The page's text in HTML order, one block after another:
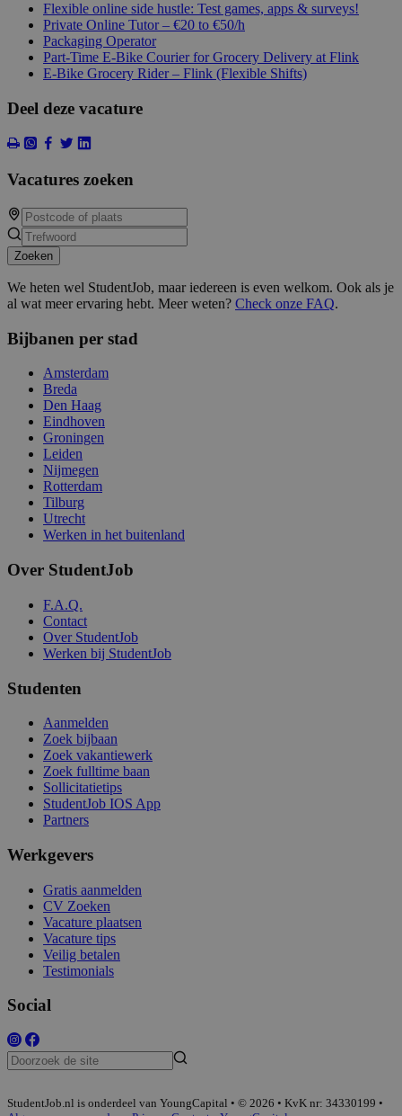
Flexible online side hustle: Test games, apps & surveys!
Private Online Tutor – €20 to €50/h
Packaging Operator
Part-Time E-Bike Courier for Grocery Delivery at Flink
E-Bike Grocery Rider – Flink (Flexible Shifts)
Deel deze vacature
Vacatures zoeken
Zoeken
We heten wel StudentJob, maar iedereen is even welkom. Ook als je
al wat meer ervaring hebt. Meer weten? Check onze FAQ.
Bijbanen per stad
Amsterdam
Breda
Den Haag
Eindhoven
Groningen
Leiden
Nijmegen
Rotterdam
Tilburg
Utrecht
Werken in het buitenland
Over StudentJob
F.A.Q.
Contact
Over StudentJob
Werken bij StudentJob
Studenten
Aanmelden
Zoek bijbaan
Zoek vakantiewerk
Zoek fulltime baan
Sollicitatietips
StudentJob IOS App
Partners
Werkgevers
Gratis aanmelden
CV Zoeken
Vacature plaatsen
Vacature tips
Veilig betalen
Testimonials
Social
StudentJob.nl is onderdeel van YoungCapital • © 2026 • KvK nr: 34330199 •